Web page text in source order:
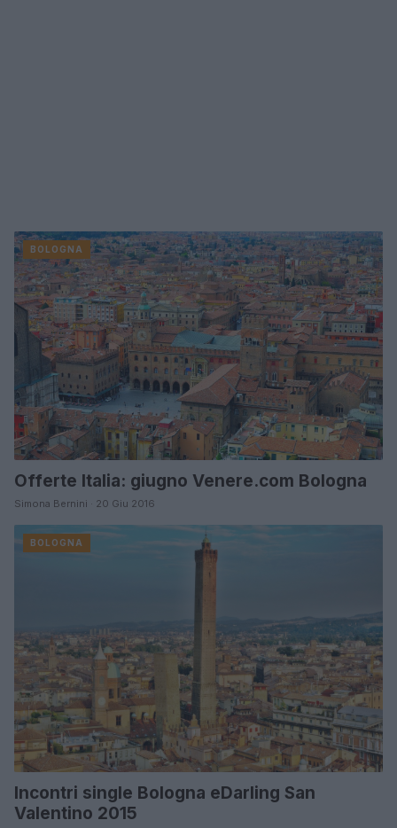
BOLOGNA
Offerte Italia: giugno Venere.com Bologna
Simona Bernini · 20 Giu 2016
BOLOGNA
Incontri single Bologna eDarling San
Valentino 2015